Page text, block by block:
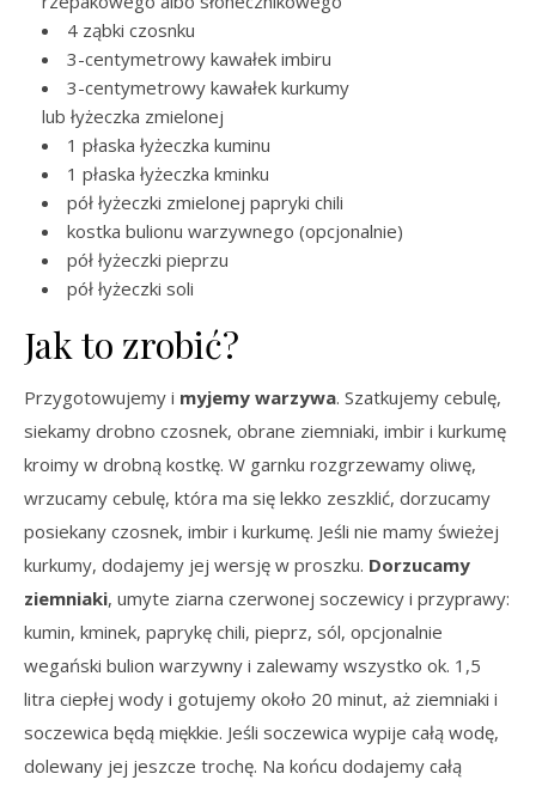
4 ząbki czosnku
3-centymetrowy kawałek imbiru
3-centymetrowy kawałek kurkumy
lub łyżeczka zmielonej
1 płaska łyżeczka kuminu
1 płaska łyżeczka kminku
pół łyżeczki zmielonej papryki chili
kostka bulionu warzywnego (opcjonalnie)
pół łyżeczki pieprzu
pół łyżeczki soli
Jak to zrobić?
Przygotowujemy i myjemy warzywa. Szatkujemy cebulę,
siekamy drobno czosnek, obrane ziemniaki, imbir i kurkumę
kroimy w drobną kostkę. W garnku rozgrzewamy oliwę,
wrzucamy cebulę, która ma się lekko zeszklić, dorzucamy
posiekany czosnek, imbir i kurkumę. Jeśli nie mamy świeżej
kurkumy, dodajemy jej wersję w proszku. Dorzucamy
ziemniaki, umyte ziarna czerwonej soczewicy i przyprawy:
kumin, kminek, paprykę chili, pieprz, sól, opcjonalnie
wegański bulion warzywny i zalewamy wszystko ok. 1,5
litra ciepłej wody i gotujemy około 20 minut, aż ziemniaki i
soczewica będą miękkie. Jeśli soczewica wypije całą wodę,
dolewany jej jeszcze trochę. Na końcu dodajemy całą